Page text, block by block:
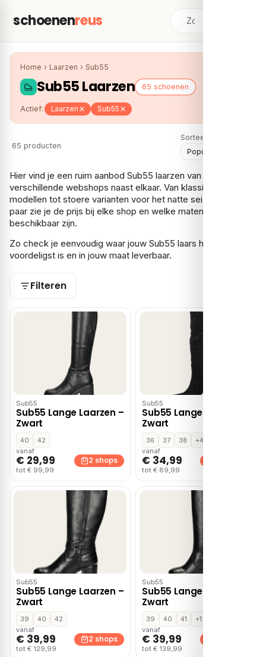
schoenenreus
Home › Laarzen › Sub55
Sub55 Laarzen 65 schoenen
Actief: Laarzen Sub55
65 producten
Sorteer:
Hier vind je een ruim aanbod Sub55 laarzen van
verschillende webshops naast elkaar. Van klassieke
modellen tot stoere varianten voor het natte seizoen – per
paar zie je de prijs bij elke shop en welke maten er nog
beschikbaar zijn.
Zo check je eenvoudig waar jouw Sub55 laars het
voordeligst is en in jouw maat leverbaar.
Filteren
Sub55
Sub55 Lange Laarzen –
Zwart
40
42
vanaf
€ 29,99
tot € 99,99
2 shops
Sub55
Sub55 Lange Laarzen –
Zwart
36 37 38
+4
vanaf
€ 34,99
tot € 89,99
Sub55
Sub55 Lange Laarzen –
Zwart
39 40
42
vanaf
€ 39,99
tot € 129,99
2 shops
Sub55
Sub55 Lange Laarzen –
Zwart
39 40 41
+1
vanaf
€ 39,99
tot € 139,99